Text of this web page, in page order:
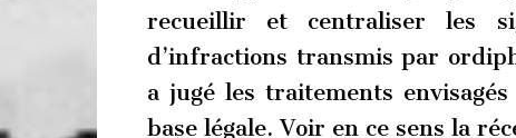
recueillir et centraliser les
d’infractions transmis par
a jugé les traitements
base légale. Voir en ce sens la